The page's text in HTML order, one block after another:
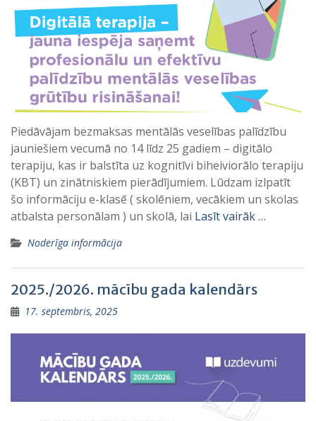
Piedāvājam bezmaksas mentālās veselības palīdzību
jauniešiem vecumā no 14 līdz 25 gadiem – digitālo
terapiju, kas ir balstīta uz kognitīvi biheiviorālo terapiju
(KBT) un zinātniskiem pierādījumiem. Lūdzam izlpatīt
šo informāciju e-klasē ( skolēniem, vecākiem un skolas
atbalsta personālam ) un skolā, lai Lasīt vairāk …
Noderīga informācija
2025./2026. mācību gada kalendārs
17. septembris, 2025